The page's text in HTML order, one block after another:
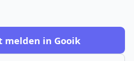
melden in Gooik